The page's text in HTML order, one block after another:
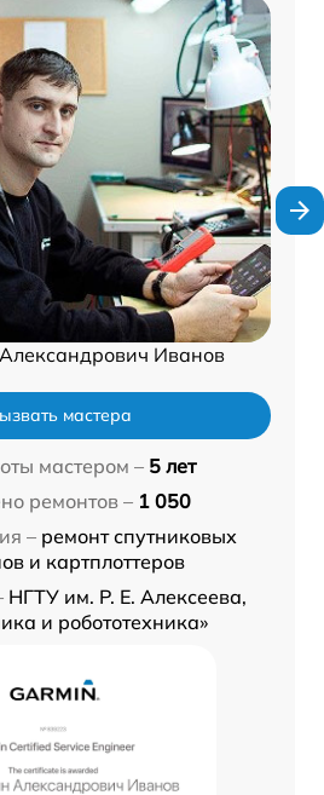
Иванов
мастера
мастером – 5 лет
ремонтов – 1 050
– ремонт спутниковых
и картплоттеров
НГТУ им. Р. Е. Алексеева,
и робототехника»